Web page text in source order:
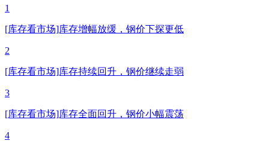
1
[库存看市场]库存增幅放缓，钢价下探更低
2
[库存看市场]库存持续回升，钢价继续走弱
3
[库存看市场]库存全面回升，钢价小幅震荡
4